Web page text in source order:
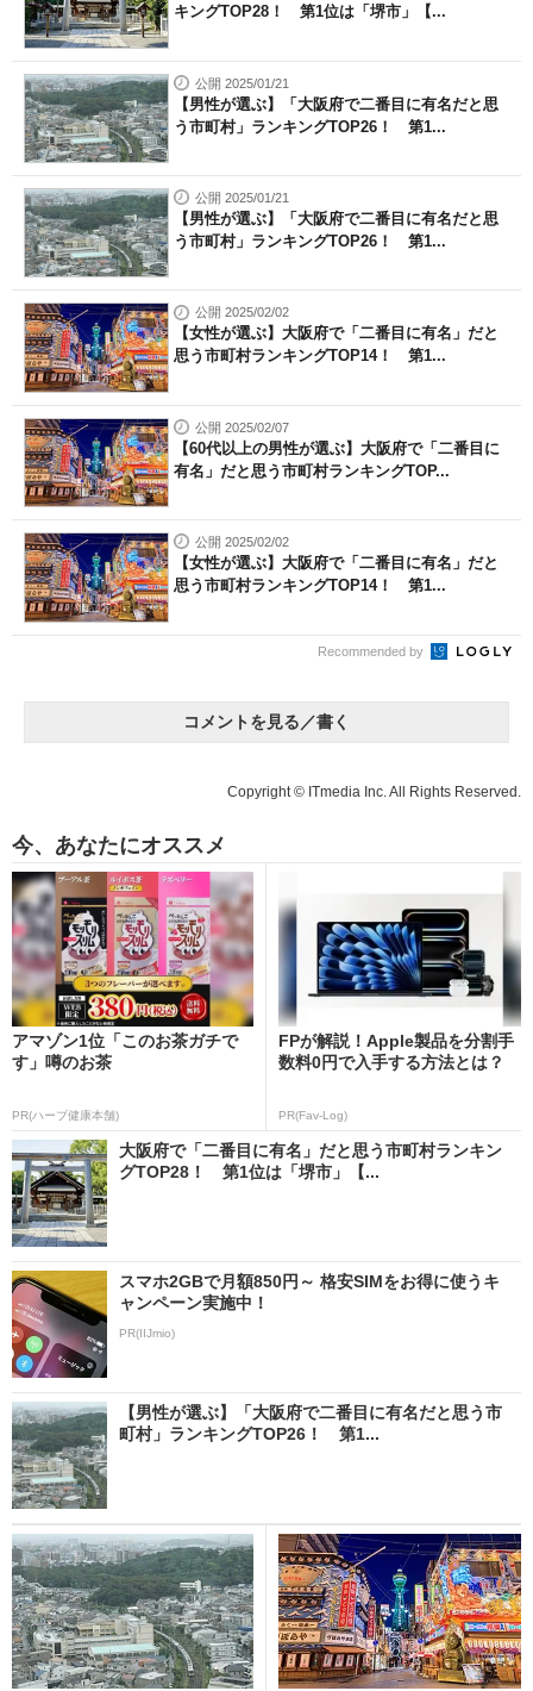
キングTOP28！ 第1位は「堺市」【...
公開 2025/01/21
【男性が選ぶ】「大阪府で二番目に有名だと思
う市町村」ランキングTOP26！ 第1...
公開 2025/01/21
【男性が選ぶ】「大阪府で二番目に有名だと思
う市町村」ランキングTOP26！ 第1...
公開 2025/02/02
【女性が選ぶ】大阪府で「二番目に有名」だと
思う市町村ランキングTOP14！ 第1...
公開 2025/02/07
【60代以上の男性が選ぶ】大阪府で「二番目に
有名」だと思う市町村ランキングTOP...
公開 2025/02/02
【女性が選ぶ】大阪府で「二番目に有名」だと
思う市町村ランキングTOP14！ 第1...
Recommended by
コメントを見る／書く
Copyright © ITmedia Inc. All Rights Reserved.
今、あなたにオススメ
アマゾン1位「このお茶ガチで
す」噂のお茶
PR(ハーブ健康本舗)
FPが解説！Apple製品を分割手
数料0円で入手する方法とは？
PR(Fav-Log)
大阪府で「二番目に有名」だと思う市町村ランキン
グTOP28！ 第1位は「堺市」【...
スマホ2GBで月額850円～ 格安SIMをお得に使うキ
ャンペーン実施中！
PR(IIJmio)
【男性が選ぶ】「大阪府で二番目に有名だと思う市
町村」ランキングTOP26！ 第1...